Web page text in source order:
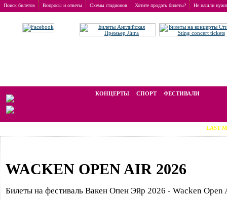
Поиск билетов Вопросы и ответы Схемы стадионов Хотите продать билеты? Не нашли
КОНЦЕРТЫ СПОРТ ФЕСТИВАЛИ
LAST MINUTE
WACKEN OPEN AIR 2026
Билеты на фестиваль Вакен Опен Эйр 2026 - Wacken